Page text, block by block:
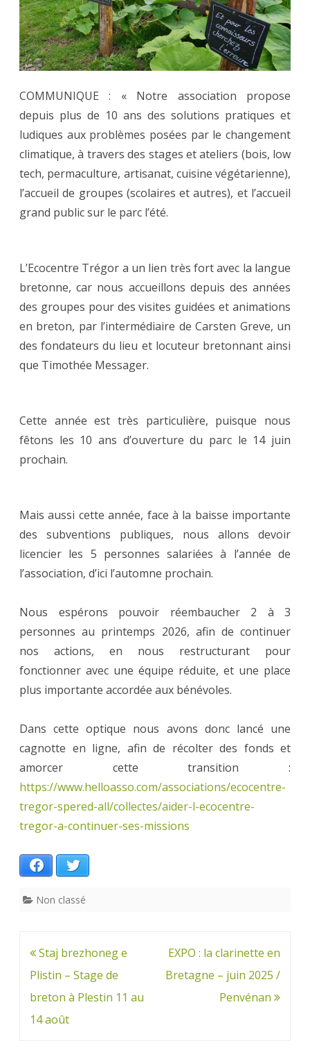
COMMUNIQUE : « Notre association propose
depuis plus de 10 ans des solutions pratiques et
ludiques aux problèmes posées par le changement
climatique, à travers des stages et ateliers (bois, low
tech, permaculture, artisanat, cuisine végétarienne),
l’accueil de groupes (scolaires et autres), et l’accueil
grand public sur le parc l’été.
L’Ecocentre Trégor a un lien très fort avec la langue
bretonne, car nous accueillons depuis des années
des groupes pour des visites guidées et animations
en breton, par l’intermédiaire de Carsten Greve, un
des fondateurs du lieu et locuteur bretonnant ainsi
que Timothée Messager.
Cette année est très particulière, puisque nous
fêtons les 10 ans d’ouverture du parc le 14 juin
prochain.
Mais aussi cette année, face à la baisse importante
des subventions publiques, nous allons devoir
licencier les 5 personnes salariées à l’année de
l’association, d’ici l’automne prochain.
Nous espérons pouvoir réembaucher 2 à 3
personnes au printemps 2026, afin de continuer
nos actions, en nous restructurant pour
fonctionner avec une équipe réduite, et une place
plus importante accordée aux bénévoles.
Dans cette optique nous avons donc lancé une
cagnotte en ligne, afin de récolter des fonds et
amorcer cette transition :
https://www.helloasso.com/associations/ecocentre-
tregor-spered-all/collectes/aider-l-ecocentre-
tregor-a-continuer-ses-missions
Facebook
Non classé
Navigation
de
l’article
Staj brezhoneg e
Plistin – Stage de
breton à Plestin 11 au
14 août
EXPO : la clarinette en
Bretagne – juin 2025 /
Penvénan